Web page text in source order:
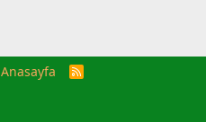
Anasayfa
R